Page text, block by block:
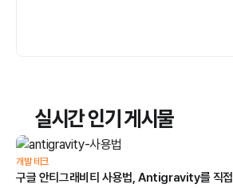
실시간 인기 게시물
개발 테크
구글 안티그래비티 사용법, Antigravity를 직접